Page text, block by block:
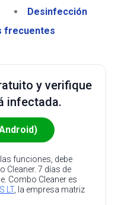
Desinfección
frecuentes
y verifique
infectada.
funciones, debe
Cleaner. 7 días de
Combo Cleaner es
LT, la empresa matriz